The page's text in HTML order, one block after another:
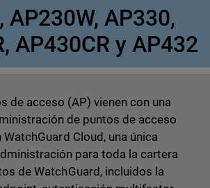
AP230W, AP330,
AP430CR y AP432
de acceso (AP) vienen con una
de puntos de acceso
WatchGuard Cloud, una única
para toda la cartera
de WatchGuard, incluidos la